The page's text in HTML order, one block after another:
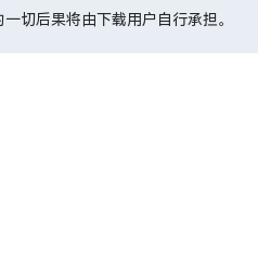
切后果将由下载用户自行承担。